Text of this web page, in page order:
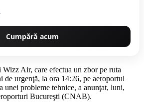
Cumpără acum
Wizz Air, care efectua un zbor pe ruta
de urgenţă, la ora 14:26, pe aeroportul
unei probleme tehnice, a anunţat, luni,
Bucureşti (CNAB).